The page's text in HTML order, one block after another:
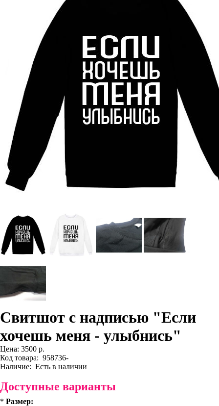
Свитшот с надписью "Если
хочешь меня - улыбнись"
Цена: 3500 р.
Код товара: 958736-
Наличие: Есть в наличии
Доступные варианты
* Размер: